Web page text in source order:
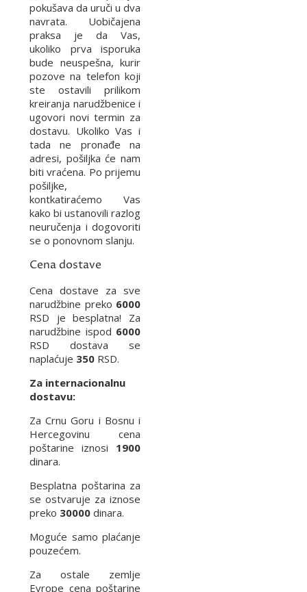
pokušava da uruči u dva
navrata. Uobičajena
praksa je da Vas,
ukoliko prva isporuka
bude neuspešna, kurir
pozove na telefon koji
ste ostavili prilikom
kreiranja narudžbenice i
ugovori novi termin za
dostavu. Ukoliko Vas i
tada ne pronađe na
adresi, pošiljka će nam
biti vraćena. Po prijemu
pošiljke,
kontkatiraćemo Vas
kako bi ustanovili razlog
neuručenja i dogovoriti
se o ponovnom slanju.
Cena dostave
Cena dostave za sve
narudžbine preko 6000
RSD je besplatna! Za
narudžbine ispod 6000
RSD dostava se
naplaćuje 350 RSD.
Za internacionalnu
dostavu:
Za Crnu Goru i Bosnu i
Hercegovinu cena
poštarine iznosi 1900
dinara.
Besplatna poštarina za
se ostvaruje za iznose
preko 30000 dinara.
Moguće samo plaćanje
pouzećem.
Za ostale zemlje
Evrope cena poštarine